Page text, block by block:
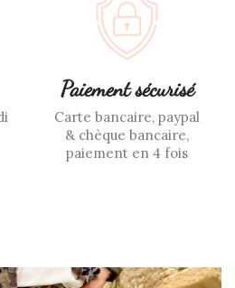
Paiement sécurisé
Carte bancaire, paypal
& chèque bancaire,
paiement en 4 fois